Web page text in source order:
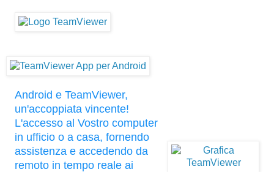
Android e TeamViewer,
un'accoppiata vincente!
L'accesso al Vostro computer
in ufficio o a casa, fornendo
assistenza e accedendo da
remoto in tempo reale ai